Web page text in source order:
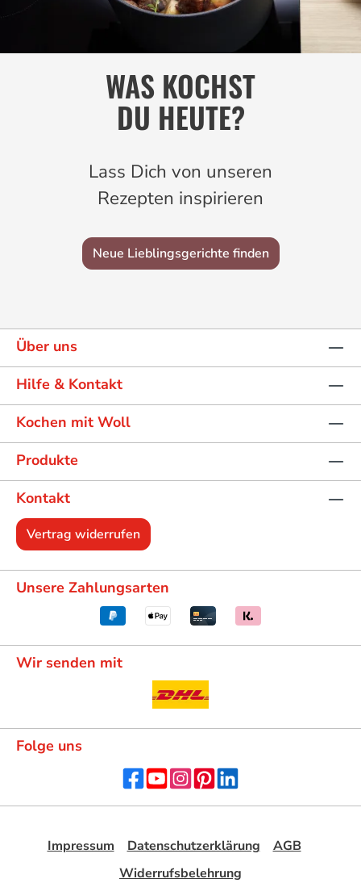
WAS KOCHST
DU HEUTE?
Lass Dich von unseren
Rezepten inspirieren
Neue Lieblingsgerichte finden
Über uns
Hilfe & Kontakt
Kochen mit Woll
Produkte
Kontakt
Vertrag widerrufen
Unsere Zahlungsarten
Wir senden mit
Folge uns
Impressum Datenschutzerklärung
AGB
Widerrufsbelehrung